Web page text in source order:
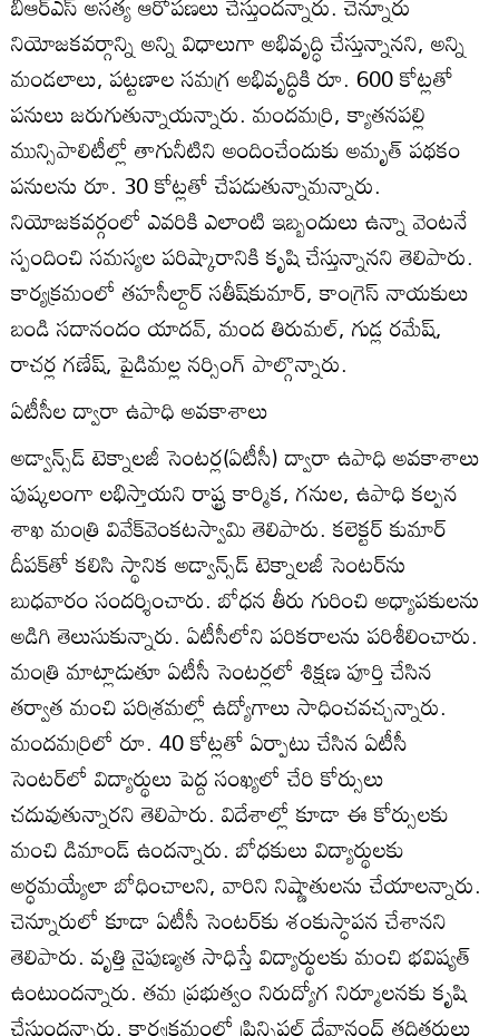
నియోజకవర్గాన్ని అన్ని విధాలుగా అభివృద్ధి చేస్తున్నానని, అన్ని
మండలాలు, పట్టణాల సమగ్ర అభివృద్ధికి రూ. 600 కోట్లతో
పనులు జరుగుతున్నాయన్నారు. మందమర్రి, క్యాతనపల్లి
మున్సిపాలిటీల్లో తాగునీటిని అందించేందుకు అమృత్‌ పథకం
పనులను రూ. 30 కోట్లతో చేపడుతున్నామన్నారు.
నియోజకవర్గంలో ఎవరికి ఎలాంటి ఇబ్బందులు ఉన్నా వెంటనే
స్పందించి సమస్యల పరిష్కారానికి కృషి చేస్తున్నానని తెలిపారు.
కార్యక్రమంలో తహసీల్దార్‌ సతీష్‌కుమార్‌, కాంగ్రెస్‌ నాయకులు
బండి సదానందం యాదవ్‌, మంద తిరుమల్‌, గుడ్ల రమేష్‌,
రాచర్ల గణేష్‌, పైడిమల్ల నర్సింగ్‌ పాల్గొన్నారు.
ఏటీసీల ద్వారా ఉపాధి అవకాశాలు
అడ్వాన్స్‌డ్‌ టెక్నాలజీ సెంటర్ల(ఏటీసీ) ద్వారా ఉపాధి అవకాశాలు
పుష్కలంగా లభిస్తాయని రాష్ట్ర కార్మిక, గనుల, ఉపాధి కల్పన
శాఖ మంత్రి వివేక్‌వెంకటస్వామి తెలిపారు. కలెక్టర్‌ కుమార్‌
దీపక్‌తో కలిసి స్థానిక అడ్వాన్స్‌డ్‌ టెక్నాలజీ సెంటర్‌ను
బుధవారం సందర్శించారు. బోధన తీరు గురించి అధ్యాపకులను
అడిగి తెలుసుకున్నారు. ఏటీసీలోని పరికరాలను పరిశీలించారు.
మంత్రి మాట్లాడుతూ ఏటీసీ సెంటర్లలో శిక్షణ పూర్తి చేసిన
తర్వాత మంచి పరిశ్రమల్లో ఉద్యోగాలు సాధించవచ్చన్నారు.
మందమర్రిలో రూ. 40 కోట్లతో ఏర్పాటు చేసిన ఏటీసీ
సెంటర్‌లో విద్యార్థులు పెద్ద సంఖ్యలో చేరి కోర్సులు
చదువుతున్నారని తెలిపారు. విదేశాల్లో కూడా ఈ కోర్సులకు
మంచి డిమాండ్‌ ఉందన్నారు. బోధకులు విద్యార్థులకు
అర్ధమయ్యేలా బోధించాలని, వారిని నిష్ణాతులను చేయాలన్నారు.
చెన్నూరులో కూడా ఏటీసీ సెంటర్‌కు శంకుస్ధాపన చేశానని
తెలిపారు. వృత్తి నైపుణ్యత సాధిస్తే విద్యార్థులకు మంచి భవిష్యత్‌
ఉంటుందన్నారు. తమ ప్రభుత్వం నిరుద్యోగ నిర్మూలనకు కృషి